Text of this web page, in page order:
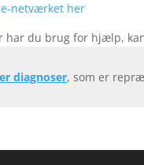
netværket her
har du brug for hjælp,
diagnoser, som er